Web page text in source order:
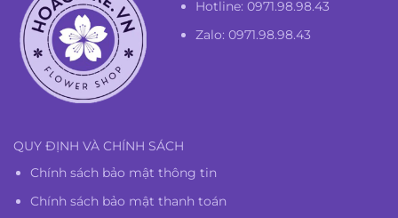
Hotline:0971.98.98.43
Zalo: 0971.98.98.43
QUY ĐỊNH VÀ CHÍNH SÁCH
Chính sách bảo mật thông tin
Chính sách bảo mật thanh toán